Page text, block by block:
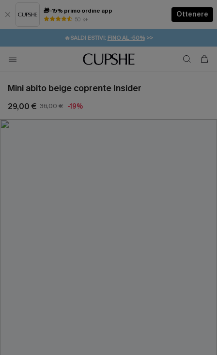
🎁-15% primo ordine app
50 k+
Ottenere
⚡️-15% SUGLI ESSENZIALI DA VACANZA | ACQUISTA
🔥SALDI ESTIVI: FINO AL -50%>>
🚚SPEDIZIONE GRATUITA DA 49€
💌REGALO PER I NUOVI: 20% DI SCONTO*
Mini abito beige coprente Insider
29,00 € 36,00 € -19%